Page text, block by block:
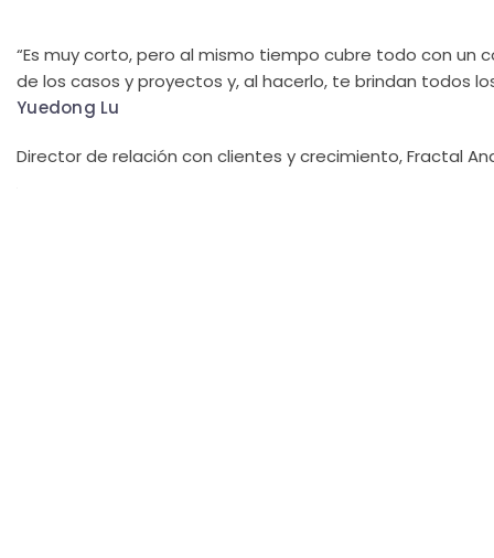
“Es muy corto, pero al mismo tiempo cubre todo con
de los casos y proyectos y, al hacerlo, te brindan todos
Yuedong Lu
Director de relación con clientes y crecimiento, Fractal